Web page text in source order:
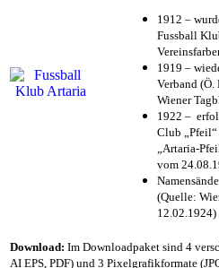
1912 –
Fussball
1919 –
Verband (Ö.
Wiener
1922 –
Club
„Artaria-
vom
(Quelle:
12.02.1924)
Download: Im Downloadpaket sind 4
AI EPS, PDF) und 3 Pixelgrafikformate